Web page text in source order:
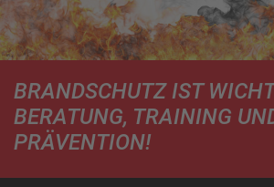
BRANDSCHUTZ IST
BERATUNG, TRAINING
PRÄVENTION!